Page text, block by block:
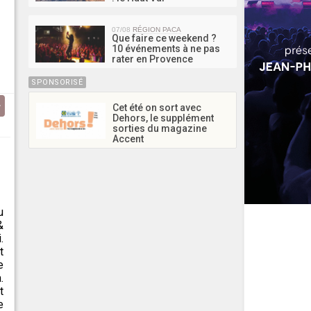
07/08 RÉGION PACA
Que faire ce weekend ?
10 événements à ne pas
rater en Provence
SPONSORISÉ
Cet été on sort avec
Dehors, le supplément
sorties du magazine
Accent